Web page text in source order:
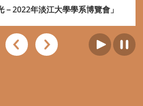
2022年淡江大學學系博覽會」